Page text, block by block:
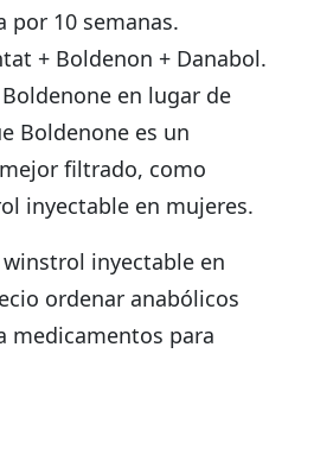
por 10 semanas.
+ Boldenon + Danabol.
en lugar de
Boldenone es un
filtrado, como
inyectable en mujeres.
inyectable en
ordenar anabólicos
medicamentos para